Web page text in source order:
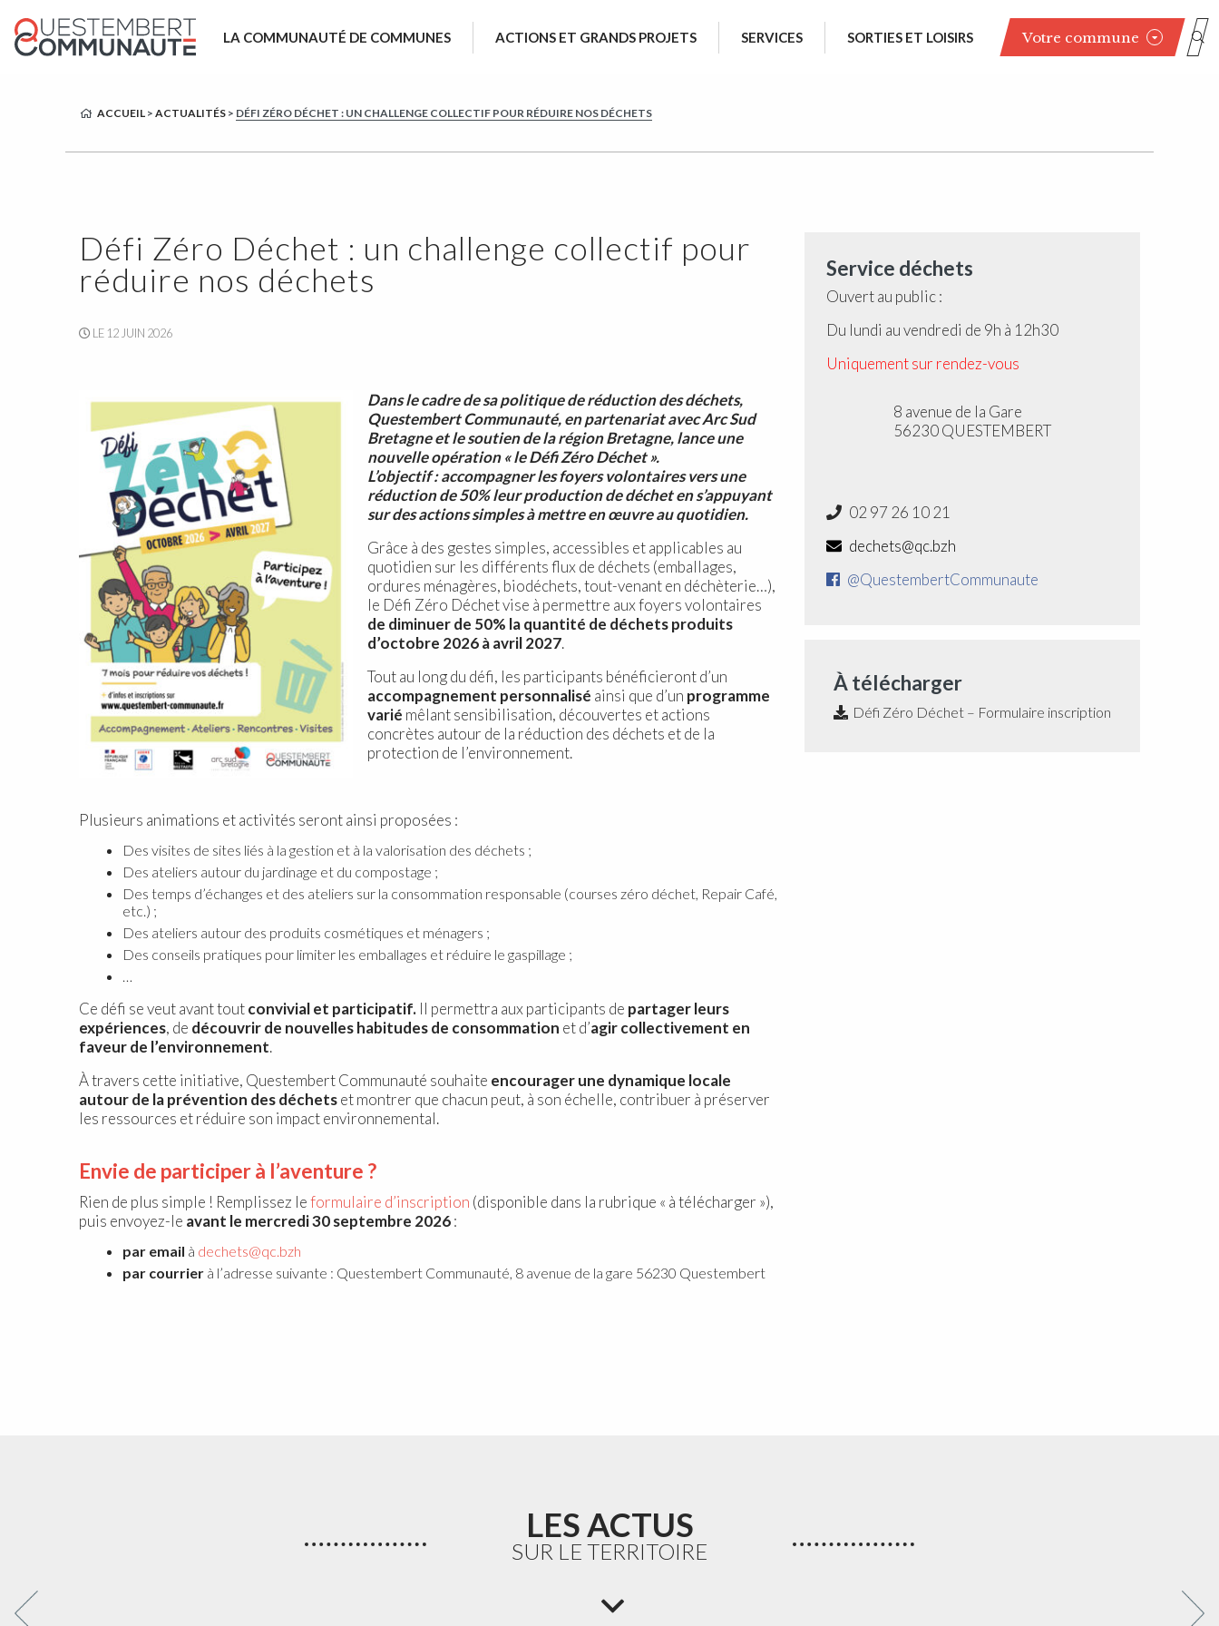
LA COMMUNAUTÉ DE COMMUNES ACTIONS ET GRANDS PROJETS SERVICES SORTIES ET LOISIRS Votre commune
ACCUEIL > ACTUALITÉS > DÉFI ZÉRO DÉCHET : UN CHALLENGE COLLECTIF POUR RÉDUIRE NOS DÉCHETS
Défi Zéro Déchet : un challenge collectif pour
réduire nos déchets
LE 12 JUIN 2026
Dans le cadre de sa politique de réduction des déchets,
Questembert Communauté, en partenariat avec Arc Sud
Bretagne et le soutien de la région Bretagne, lance une
nouvelle opération « le Défi Zéro Déchet ».
L’objectif : accompagner les foyers volontaires vers une
réduction de 50% leur production de déchet en s’appuyant
sur des actions simples à mettre en œuvre au quotidien.
Grâce à des gestes simples, accessibles et applicables au
quotidien sur les différents flux de déchets (emballages,
ordures ménagères, biodéchets, tout-venant en déchèterie…),
le Défi Zéro Déchet vise à permettre aux foyers volontaires
de diminuer de 50% la quantité de déchets produits
d’octobre 2026 à avril 2027.
Tout au long du défi, les participants bénéficieront d’un
accompagnement personnalisé ainsi que d’un programme
varié mêlant sensibilisation, découvertes et actions
concrètes autour de la réduction des déchets et de la
protection de l’environnement.
Plusieurs animations et activités seront ainsi proposées :
Des visites de sites liés à la gestion et à la valorisation des déchets ;
Des ateliers autour du jardinage et du compostage ;
Des temps d’échanges et des ateliers sur la consommation responsable (courses zéro déchet, Repair Café,
etc.) ;
Des ateliers autour des produits cosmétiques et ménagers ;
Des conseils pratiques pour limiter les emballages et réduire le gaspillage ;
…
Ce défi se veut avant toutconvivial et participatif. Il permettra aux participants de partager leurs
expériences, de découvrir de nouvelles habitudes de consommation et d’agir collectivement en
faveur de l’environnement.
À travers cette initiative, Questembert Communauté souhaite encourager une dynamique locale
autour de la prévention des déchetset montrer que chacun peut, à son échelle, contribuer à préserver
les ressources et réduire son impact environnemental.
Envie de participer à l’aventure ?
Rien de plus simple ! Remplissez leformulaire d’inscription (disponible dans la rubrique « à télécharger »),
puis envoyez-le avant le mercredi 30 septembre 2026:
par email à dechets@qc.bzh
par courrier à l’adresse suivante : Questembert Communauté, 8 avenue de la gare 56230 Questembert
Service déchets
Ouvert au public :
Du lundi au vendredi de 9h à 12h30
Uniquement sur rendez-vous
8 avenue de la Gare
56230 QUESTEMBERT
02 97 26 10 21
dechets@qc.bzh
@QuestembertCommunaute
À télécharger
Défi Zéro Déchet – Formulaire inscription
LES ACTUS
SUR LE TERRITOIRE